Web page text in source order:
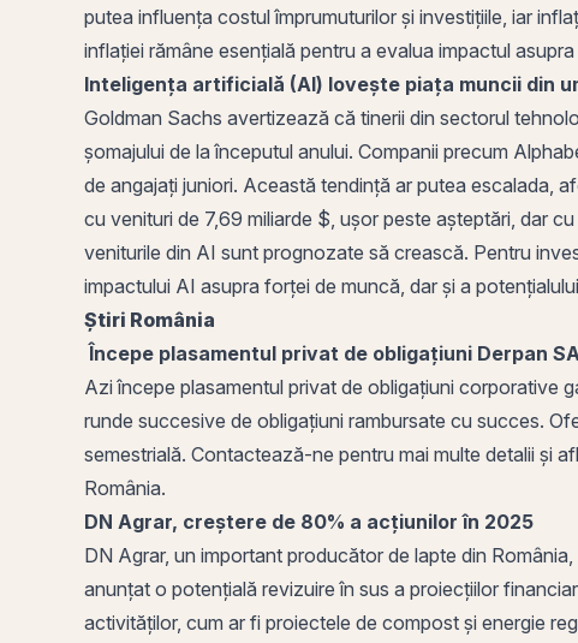
putea influența costul împrumuturilor și investițiile, iar
inflației rămâne esențială pentru a evalua impactul
Inteligența artificială (AI) lovește piața muncii din
Goldman Sachs avertizează că tinerii din sectorul
șomajului de la începutul anului. Companii precum
de angajați juniori. Această tendință ar putea escalada,
cu venituri de 7,69 miliarde $, ușor peste așteptări, dar
veniturile din AI sunt prognozate să crească. Pentru
impactului AI asupra forței de muncă, dar și a
Știri România
Începe plasamentul privat de obligațiuni Derpan
Azi începe plasamentul privat de obligațiuni corporative
runde succesive de obligațiuni rambursate cu succes.
semestrială. Contactează-ne pentru mai multe detalii și
România.
DN Agrar, creștere de 80% a acțiunilor în 2025
DN Agrar, un important producător de lapte din
anunțat o potențială revizuire în sus a proiecțiilor
activităților, cum ar fi proiectele de compost și energie